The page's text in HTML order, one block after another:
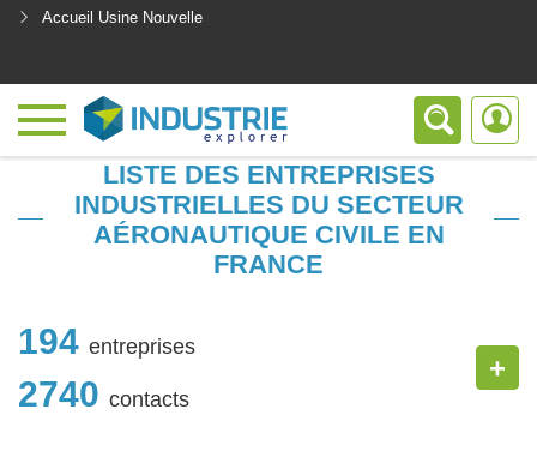
Accueil Usine Nouvelle
LISTE DES ENTREPRISES
INDUSTRIELLES DU SECTEUR
AÉRONAUTIQUE CIVILE EN
FRANCE
194 entreprises
2740 contacts
+